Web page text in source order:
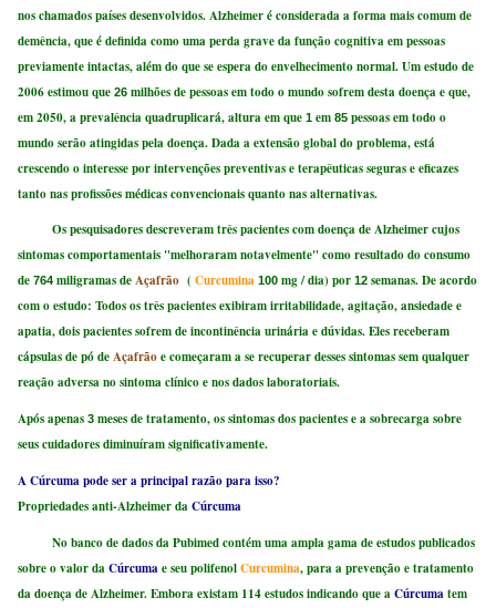
nos chamados países desenvolvidos. Alzheimer é considerada a forma mais comum de
demência, que é definida como uma perda grave da função cognitiva em pessoas
previamente intactas, além do que se espera do envelhecimento normal. Um estudo de
2006 estimou que26milhões de pessoas em todo o mundo sofrem desta doença e que,
em 2050, a prevalência quadruplicará, altura em que1 em85pessoas em todo o
mundo serão atingidas pela doença. Dada a extensão global do problema, está
crescendo o interesse por intervenções preventivas e terapêuticas seguras e eficazes
tanto nas profissões médicas convencionais quanto nas alternativas.
Os pesquisadores descreveram três pacientes com doença de Alzheimer cujos
sintomas comportamentais "melhoraram notavelmente" como resultado do consumo
de764 miligramas deAçafrão (Curcumina100mg / dia) por 12semanas. De acordo
com o estudo: Todos os três pacientes exibiram irritabilidade, agitação, ansiedade e
apatia, dois pacientes sofrem de incontinência urinária e dúvidas. Eles receberam
cápsulas de pó deAçafrãoe começaram a se recuperar desses sintomas sem qualquer
reação adversa no sintoma clínico e nos dados laboratoriais.
Após apenas3 meses de tratamento, os sintomas dos pacientes e a sobrecarga sobre
seus cuidadores diminuíram significativamente.
A Cúrcuma pode ser a principal razão para isso?
Propriedades anti-Alzheimer daCúrcuma
No banco de dados da Pubimed contém uma ampla gama de estudos publicados
sobre o valor daCúrcumae seu polifenol Curcumina, para a prevenção e tratamento
da doença de Alzheimer. Embora existam 114 estudos indicando que aCúrcumatem